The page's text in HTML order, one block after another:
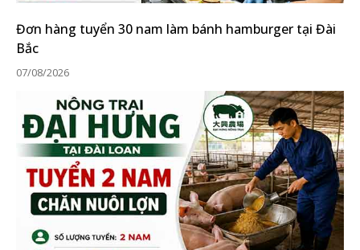
Đơn hàng tuyển 30 nam làm bánh hamburger tại Đài
Bắc
07/08/2026